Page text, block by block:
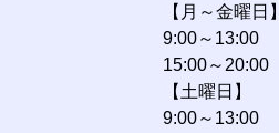
【月～金曜日】
9:00～13:00
15:00～20:00
【土曜日】
9:00～13:00